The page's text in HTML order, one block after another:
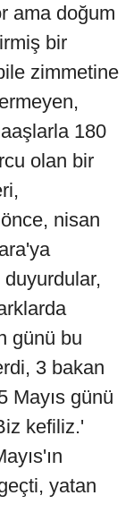
ama doğum
bir
zimmetine
180
olan bir
nisan
günü bu
3 bakan
Mayıs günü
kefiliz.'
yatan